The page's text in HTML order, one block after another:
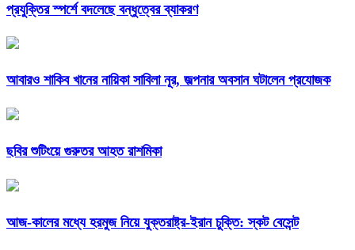
প্রযুক্তির স্পর্শে বদলেছে বন্ধুত্বের ব্যাকরণ
আবারও শাকিব খানের নায়িকা সাবিলা নূর, জল্পনার অবসান ঘটালেন প্রযোজক
ছবির শুটিংয়ে গুরুতর আহত রাশমিকা
আজ-কালের মধ্যে হরমুজ নিয়ে যুক্তরাষ্ট্র-ইরান চুক্তি: স্কট বেসেন্ট